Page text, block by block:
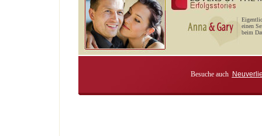
einen
beim
Besuche auch